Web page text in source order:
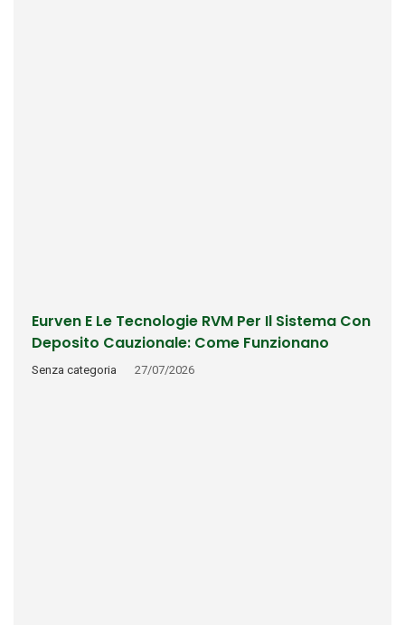
Eurven E Le Tecnologie RVM Per Il Sistema Con
Deposito Cauzionale: Come Funzionano
Riconoscimento, Rimborso E Tracciabilità
Senza categoria 27/07/2026